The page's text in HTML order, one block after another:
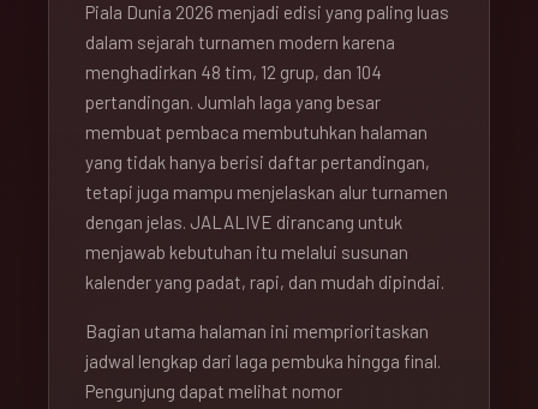
Piala Dunia 2026 menjadi edisi yang paling luas
dalam sejarah turnamen modern karena
menghadirkan 48 tim, 12 grup, dan 104
pertandingan. Jumlah laga yang besar
membuat pembaca membutuhkan halaman
yang tidak hanya berisi daftar pertandingan,
tetapi juga mampu menjelaskan alur turnamen
dengan jelas. JALALIVE dirancang untuk
menjawab kebutuhan itu melalui susunan
kalender yang padat, rapi, dan mudah dipindai.
Bagian utama halaman ini memprioritaskan
jadwal lengkap dari laga pembuka hingga final.
Pengunjung dapat melihat nomor